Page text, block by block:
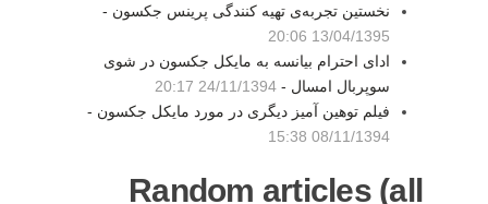
نخستین تجربه‌ی تهیه کنندگی پرینس جکسون -
13/04/1395 20:06
ادای احترام بیانسه به مایکل جکسون در شوی
سوپربال امسال - 24/11/1394 20:17
فیلم توهین آمیز دیگری در مورد مایکل جکسون -
08/11/1394 15:38
Random articles (all